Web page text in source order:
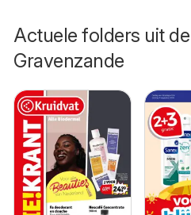
Actuele folders uit
Gravenzande